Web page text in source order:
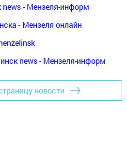
news - Мензеля-информ
- Мензеля онлайн
news - Мензеля-информ
новости